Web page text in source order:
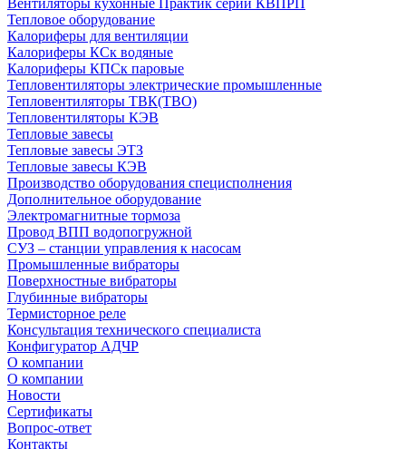
Вентиляторы кухонные Практик серии КВПРП
Тепловое оборудование
Калориферы для вентиляции
Калориферы КСк водяные
Калориферы КПСк паровые
Тепловентиляторы электрические промышленные
Тепловентиляторы ТВК(ТВО)
Тепловентиляторы КЭВ
Тепловые завесы
Тепловые завесы ЭТЗ
Тепловые завесы КЭВ
Производство оборудования специсполнения
Дополнительное оборудование
Электромагнитные тормоза
Провод ВПП водопогружной
СУЗ – станции управления к насосам
Промышленные вибраторы
Поверхностные вибраторы
Глубинные вибраторы
Термисторное реле
Консультация технического специалиста
Конфигуратор АДЧР
О компании
О компании
Новости
Сертификаты
Вопрос-ответ
Контакты